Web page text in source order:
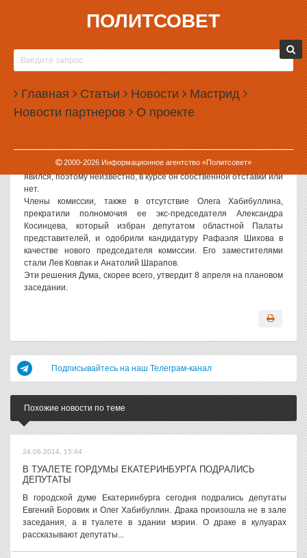
ПОЛИТСОВЕТ
Главная Статьи Новости Мастрид
Новости партнеров О проекте
2000-2026Информационное агентство «Политсовет»
03.04.2008, 15:03
ОЛЕГ ХАБИБУЛЛИН ЛИШИЛСЯ ПОСЛЕДНЕЙ
ОФИЦИАЛЬНОЙ ДОЛЖНОСТИ
Депутат городской думы и бывший оппонент действующего главы
города Екатеринбурга Аркадия Чернецкого Олег Хабибуллин
лишился должности в Думе. Во время сегодняшнего заседания
комитета по бюджету и экономической политике, где Хабибуллин
является заместителем председателя, он был снят со своего
поста. Примечательно, что сам Хабибуллин на заседание не
явился, поэтому неизвестно, в курсе он собственной отставки или
нет.
Члены комиссии, также в отсутствие Олега Хабибуллина,
прекратили полномочия ее экс-председателя Александра
Косинцева, который избран депутатом областной Палаты
представителей, и одобрили кандидатуру Рафаэля Шихова в
качестве нового председателя комиссии. Его заместителями
стали Лев Ковпак и Анатолий Шарапов.
Эти решения Дума, скорее всего, утвердит 8 апреля на плановом
заседании.
Подписывайтесь на наш Телеграм-канал
Похожие новости по теме
24.06.2014, 15:44
В ТУАЛЕТЕ ГОРДУМЫ ЕКАТЕРИНБУРГА ПОДРАЛИСЬ
ДЕПУТАТЫ
В городской думе Екатеринбурга сегодня подрались депутаты
Евгений Боровик и Олег Хабибуллин. Драка произошла не в зале
заседания, а в туалете в здании мэрии. О драке в кулуарах
рассказывают депутаты...